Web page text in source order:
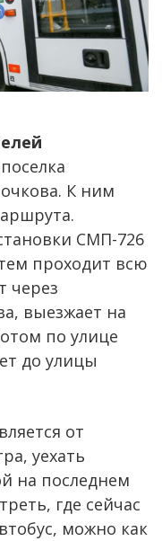
К ним
СМП-726
проходит всю
через
выезжает на
по улице
до улицы
от
уехать
на последнем
где сейчас
можно как